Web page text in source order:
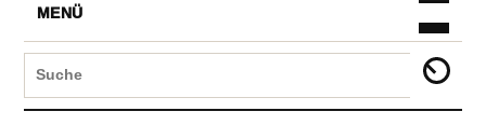
MENÜ